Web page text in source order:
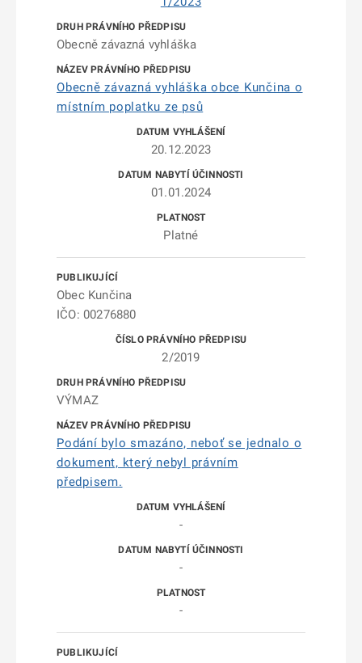
Obecně závazná vyhláška
Obecně závazná vyhláška obce Kunčina o
místním poplatku ze psů
20.12.2023
01.01.2024
Platné
Obec Kunčina
IČO: 00276880
2/2019
VÝMAZ
Podání bylo smazáno, neboť se jednalo o
dokument, který nebyl právním
předpisem.
-
-
-